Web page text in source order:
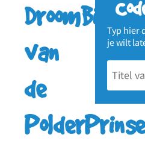
Typ hier
je wilt
DroomBieb
van
de